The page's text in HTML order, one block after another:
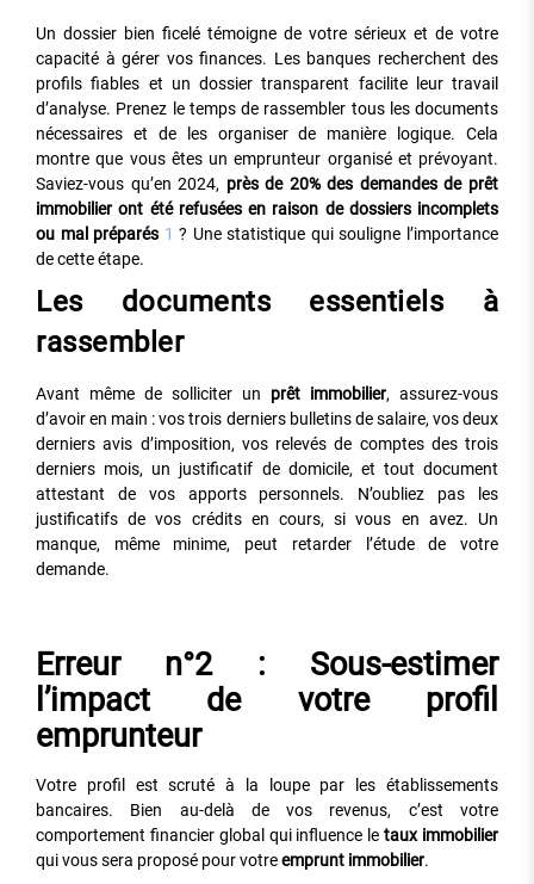
Un dossier bien ficelé témoigne de votre sérieux et de votre
capacité à gérer vos finances. Les banques recherchent des
profils fiables et un dossier transparent facilite leur travail
d’analyse. Prenez le temps de rassembler tous les documents
nécessaires et de les organiser de manière logique. Cela
montre que vous êtes un emprunteur organisé et prévoyant.
Saviez-vous qu’en 2024, près de 20% des demandes de prêt
immobilier ont été refusées en raison de dossiers incomplets
ou mal préparés 1 ? Une statistique qui souligne l’importance
de cette étape.
Les documents essentiels à
rassembler
Avant même de solliciter un prêt immobilier, assurez-vous
d’avoir en main : vos trois derniers bulletins de salaire, vos deux
derniers avis d’imposition, vos relevés de comptes des trois
derniers mois, un justificatif de domicile, et tout document
attestant de vos apports personnels. N’oubliez pas les
justificatifs de vos crédits en cours, si vous en avez. Un
manque, même minime, peut retarder l’étude de votre
demande.
Erreur n°2 : Sous-estimer
l’impact de votre profil
emprunteur
Votre profil est scruté à la loupe par les établissements
bancaires. Bien au-delà de vos revenus, c’est votre
comportement financier global qui influence letaux immobilier
qui vous sera proposé pour votreemprunt immobilier.